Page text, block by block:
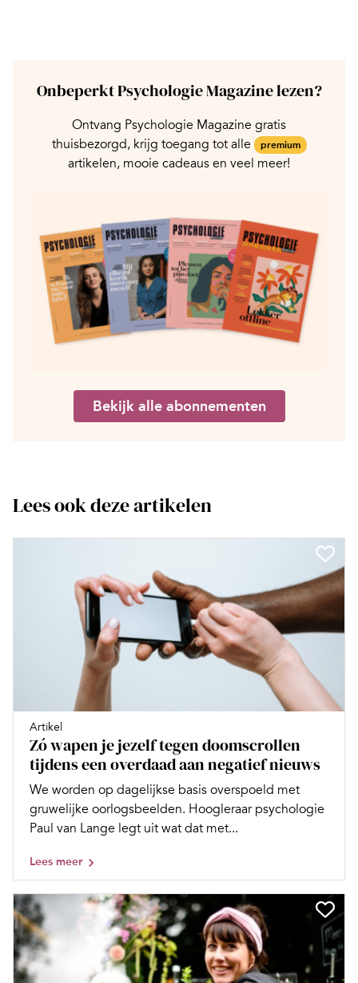
Onbeperkt Psychologie Magazine lezen?
Ontvang Psychologie Magazine gratis
thuisbezorgd, krijg toegang tot alle
premium
artikelen, mooie cadeaus en veel meer!
Bekijk alle abonnementen
Lees ook deze artikelen
Artikel
Zó wapen je jezelf tegen doomscrollen
tijdens een overdaad aan negatief nieuws
We worden op dagelijkse basis overspoeld met
gruwelijke oorlogsbeelden. Hoogleraar psychologie
Paul van Lange legt uit wat dat met...
Lees meer